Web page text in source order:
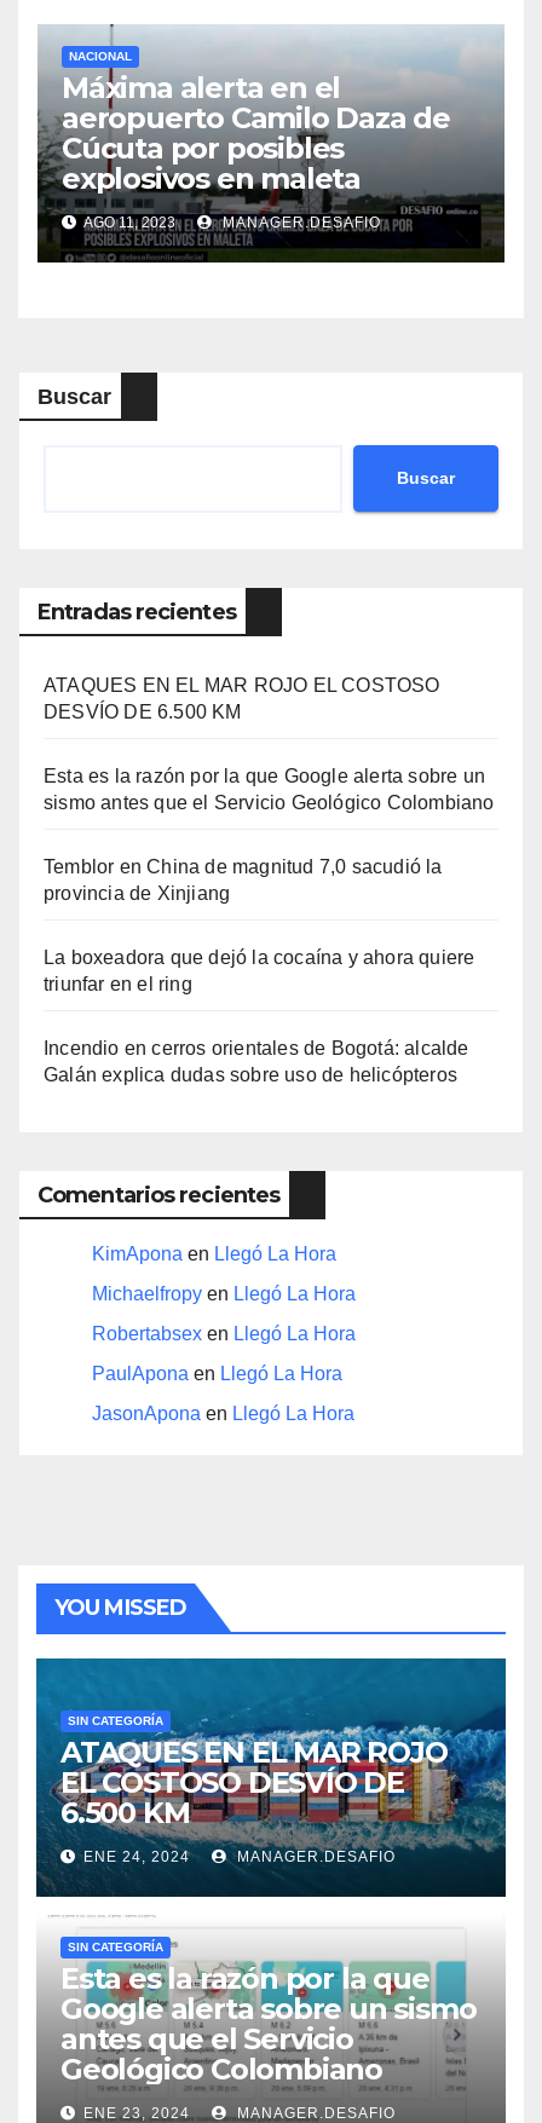
NACIONAL
Máxima alerta en el
aeropuerto Camilo Daza de
Cúcuta por posibles
explosivos en maleta
AGO 11, 2023 MANAGER.DESAFIO
Buscar
Buscar
Entradas recientes
ATAQUES EN EL MAR ROJO EL COSTOSO
DESVÍO DE 6.500 KM
Esta es la razón por la que Google alerta sobre un
sismo antes que el Servicio Geológico Colombiano
Temblor en China de magnitud 7,0 sacudió la
provincia de Xinjiang
La boxeadora que dejó la cocaína y ahora quiere
triunfar en el ring​
Incendio en cerros orientales de Bogotá: alcalde
Galán explica dudas sobre uso de helicópteros
Comentarios recientes
KimApona en Llegó La Hora
Michaelfropy en Llegó La Hora
Robertabsex en Llegó La Hora
PaulApona en Llegó La Hora
JasonApona en Llegó La Hora
YOU MISSED
SIN CATEGORÍA
ATAQUES EN EL MAR ROJO
EL COSTOSO DESVÍO DE
6.500 KM
ENE 24, 2024 MANAGER.DESAFIO
SIN CATEGORÍA
Esta es la razón por la que
Google alerta sobre un sismo
antes que el Servicio
Geológico Colombiano
ENE 23, 2024 MANAGER.DESAFIO